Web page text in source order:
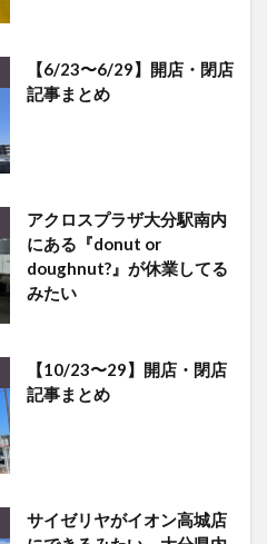
【6/23〜6/29】開店・閉店
記事まとめ
アクロスプラザ大分駅南内
にある『donut or
doughnut?』が休業してる
みたい
【10/23〜29】開店・閉店
記事まとめ
サイゼリヤがイオン高城店